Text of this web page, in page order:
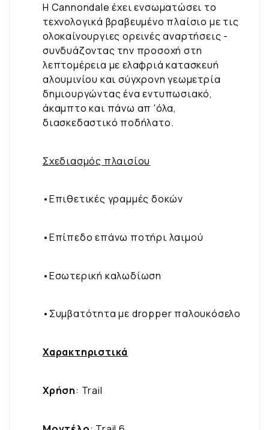
Η Cannondale έχει ενσωματώσει το
τεχνολογικά βραβευμένο πλαίσιο με τις
ολοκαίνουργιες ορεινές αναρτήσεις -
συνδυάζοντας την προσοχή στη
λεπτομέρεια με ελαφριά κατασκευή
αλουμινίου και σύγχρονη γεωμετρία
δημιουργώντας ένα εντυπωσιακό,
άκαμπτο και πάνω απ 'όλα,
διασκεδαστικό ποδήλατο.
Σχεδιασμός πλαισίου
•Επιθετικές γραμμές δοκών
•Επίπεδο επάνω ποτήρι λαιμού
•Εσωτερική καλωδίωση
•Συμβατότητα με dropper παλουκόσελο
Χαρακτηριστικά
Χρήση: Trail